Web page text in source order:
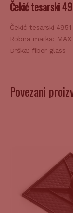
Čekić tesarski
Čekić tesarski
Robna marka:
Drška: fiber glass
Povezani